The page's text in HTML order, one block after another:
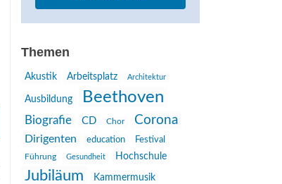
Themen
Akustik Arbeitsplatz Architektur
Ausbildung Beethoven
Biografie CD Chor Corona
Dirigenten education
Festival
Führung
Gesundheit Hochschule
Jubiläum Kammermusik